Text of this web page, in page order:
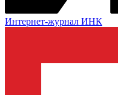
Интернет-журнал ИНК